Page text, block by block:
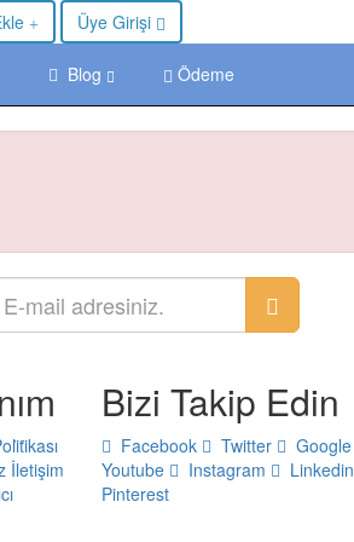
Üye Girişi
Blog Ödeme
İletişim
Bizi Takip Edin
Facebook Twitter
Google
Youtube
Instagram
Linkedin
Pinterest